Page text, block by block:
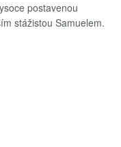
postavenou
stážistou Samuelem.